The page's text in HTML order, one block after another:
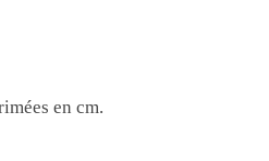
en cm.